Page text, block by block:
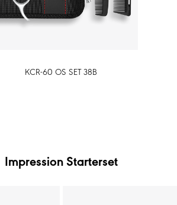
KCR-60 OS SET 38B
Impression Starterset